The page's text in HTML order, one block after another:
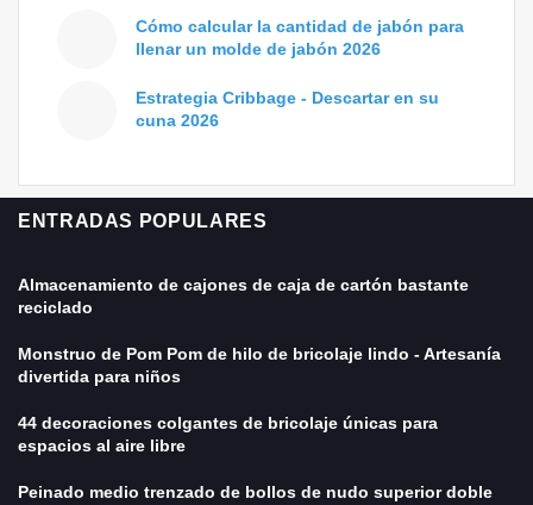
Cómo calcular la cantidad de jabón para
llenar un molde de jabón 2026
Estrategia Cribbage - Descartar en su
cuna 2026
ENTRADAS POPULARES
Almacenamiento de cajones de caja de cartón bastante
reciclado
Monstruo de Pom Pom de hilo de bricolaje lindo - Artesanía
divertida para niños
44 decoraciones colgantes de bricolaje únicas para
espacios al aire libre
Peinado medio trenzado de bollos de nudo superior doble